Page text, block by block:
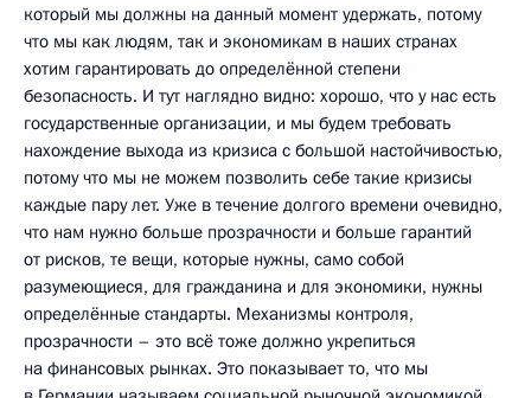
который мы должны на данный момент удержать, потому
что мы как людям, так и экономикам в наших странах
хотим гарантировать до определённой степени
безопасность. И тут наглядно видно: хорошо, что у нас есть
государственные организации, и мы будем требовать
нахождение выхода из кризиса с большой настойчивостью,
потому что мы не можем позволить себе такие кризисы
каждые пару лет. Уже в течение долгого времени очевидно,
что нам нужно больше прозрачности и больше гарантий
от рисков, те вещи, которые нужны, само собой
разумеющиеся, для гражданина и для экономики, нужны
определённые стандарты. Механизмы контроля,
прозрачности – это всё тоже должно укрепиться
на финансовых рынках. Это показывает то, что мы